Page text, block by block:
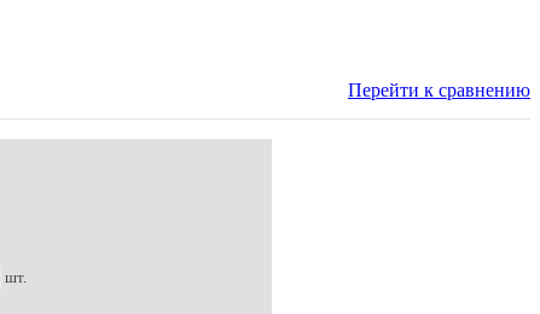
Перейти к сравнению
шт.